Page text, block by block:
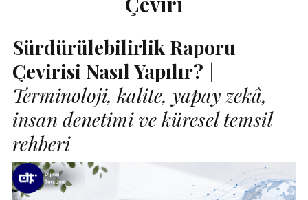
Sürdürülebilirlik Raporu
Çevirisi Nasıl Yapılır? |
Terminoloji, kalite, yapay zekâ,
insan denetimi ve küresel temsil
rehberi